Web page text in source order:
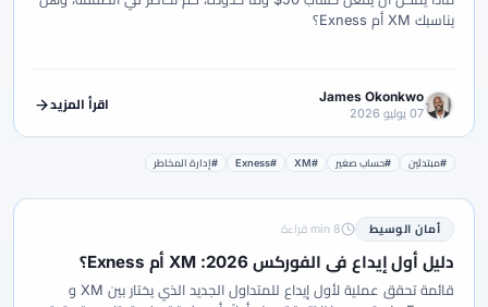
يناسبك XM أم Exness؟
James Okonkwo
07 يوليو 2026
اقرأ المزيد
#مبتدئين #حساب صغير #XM
#Exness #إدارة المخاطر
أمان الوسيط 8 min قراءة
دليل أول إيداع في الفوركس 2026: XM أم Exness؟
قائمة تحقق عملية لأول إيداع للمتداول الجديد الذي يختار بين XM و